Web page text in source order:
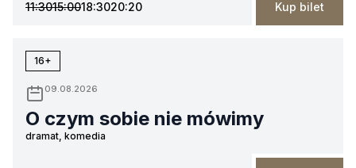
11:3015:0018:3020:20 Kup bilet
16+
09.08.2026
O czym sobie nie mówimy
dramat, komedia